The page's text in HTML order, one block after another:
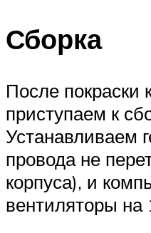
Сборка
После покраски
приступаем к
Устанавливаем
провода не
корпуса), и
вентиляторы на